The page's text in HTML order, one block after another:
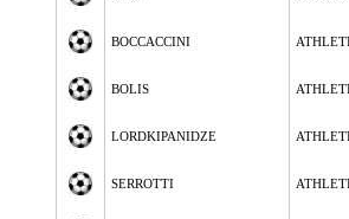
BOCCACCINI
BOLIS
LORDKIPANIDZE
SERROTTI